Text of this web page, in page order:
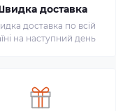
доставка
доставка по всій
на наступний день